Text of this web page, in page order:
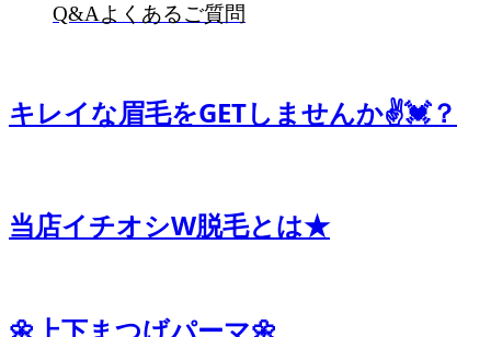
Q&Aよくあるご質問
キレイな眉毛をGETしませんか✌️💓？
当店イチオシW脱毛とは★